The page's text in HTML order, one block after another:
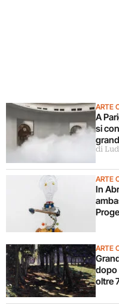
ARTE
A
si
di
ARTE
In
ARTE
dopo
oltre